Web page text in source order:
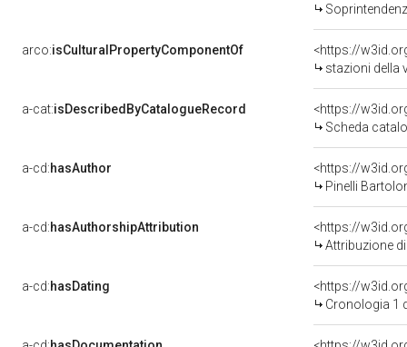
Soprintendenza
arco:isCulturalPropertyComponentOf
<https://
stazioni della
a-cat:isDescribedByCatalogueRecord
<https://
Scheda
a-cd:hasAuthor
<https://
Pinelli
a-cd:hasAuthorshipAttribution
<https://
Attribuzione di
a-cd:hasDating
<https://
Cronologia 1